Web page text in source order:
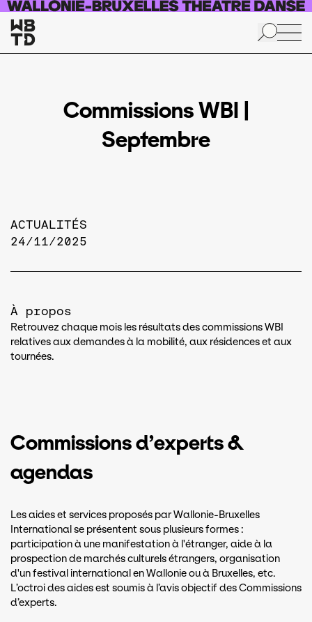
Aller au contenu principal
Commissions WBI |
Septembre
ACTUALITÉS
24/11/2025
À propos
Retrouvez chaque mois les résultats des commissions WBI
relatives aux demandes à la mobilité, aux résidences et aux
tournées.
Commissions d’experts &
agendas
Les aides et services proposés par Wallonie-Bruxelles
International se présentent sous plusieurs formes :
participation à une manifestation à l'étranger, aide à la
prospection de marchés culturels étrangers, organisation
d'un festival international en Wallonie ou à Bruxelles, etc.
L’octroi des aides est soumis à l’avis objectif des Commissions
d’experts.